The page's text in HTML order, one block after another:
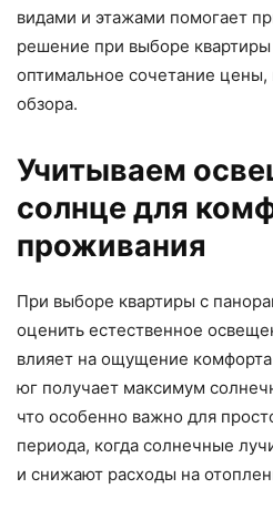
видами и этажами помогает
решение при выборе
оптимальное сочетание цены,
обзора.
Учитываем
солнце для
проживания
При выборе квартиры с
оценить естественное
влияет на ощущение
юг получает максимум
что особенно важно для
периода, когда солнечные
и снижают расходы на